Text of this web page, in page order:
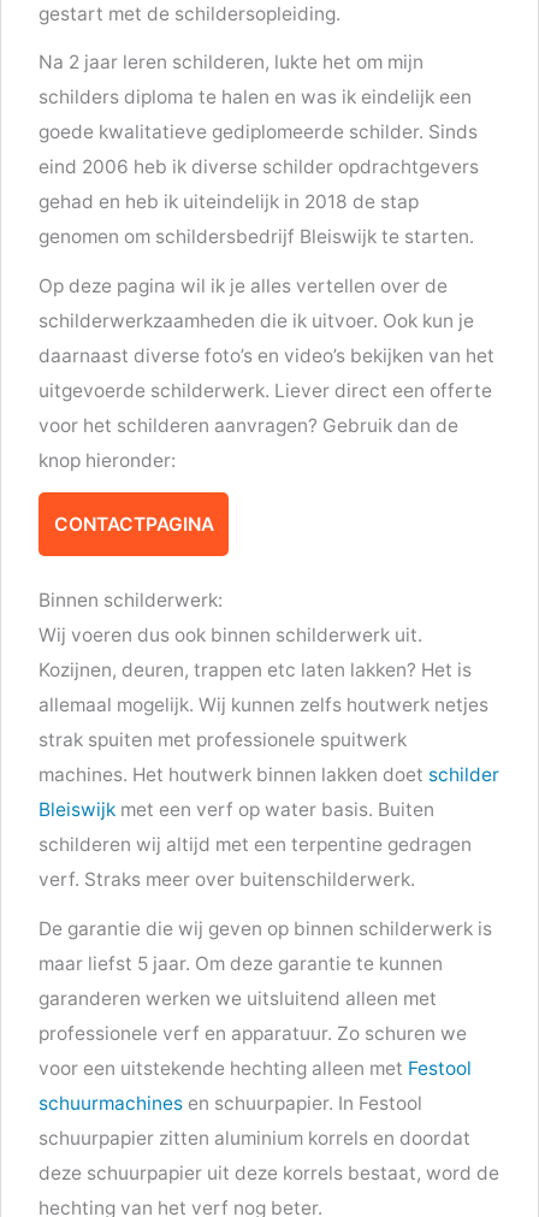
gestart met de schildersopleiding.
Na 2 jaar leren schilderen, lukte het om mijn
schilders diploma te halen en was ik eindelijk een
goede kwalitatieve gediplomeerde schilder. Sinds
eind 2006 heb ik diverse schilder opdrachtgevers
gehad en heb ik uiteindelijk in 2018 de stap
genomen om schildersbedrijf Bleiswijk te starten.
Op deze pagina wil ik je alles vertellen over de
schilderwerkzaamheden die ik uitvoer. Ook kun je
daarnaast diverse foto’s en video’s bekijken van het
uitgevoerde schilderwerk. Liever direct een offerte
voor het schilderen aanvragen? Gebruik dan de
knop hieronder:
CONTACTPAGINA
Binnen schilderwerk:
Wij voeren dus ook binnen schilderwerk uit.
Kozijnen, deuren, trappen etc laten lakken? Het is
allemaal mogelijk. Wij kunnen zelfs houtwerk netjes
strak spuiten met professionele spuitwerk
machines. Het houtwerk binnen lakken doet schilder
Bleiswijk met een verf op water basis. Buiten
schilderen wij altijd met een terpentine gedragen
verf. Straks meer over buitenschilderwerk.
De garantie die wij geven op binnen schilderwerk is
maar liefst 5 jaar. Om deze garantie te kunnen
garanderen werken we uitsluitend alleen met
professionele verf en apparatuur. Zo schuren we
voor een uitstekende hechting alleen met Festool
schuurmachines en schuurpapier. In Festool
schuurpapier zitten aluminium korrels en doordat
deze schuurpapier uit deze korrels bestaat, word de
hechting van het verf nog beter.